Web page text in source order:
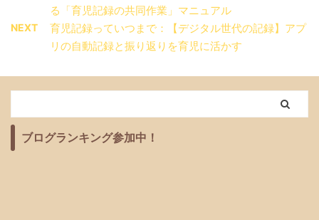
る「育児記録の共同作業」マニュアル
NEXT
育児記録っていつまで：【デジタル世代の記録】アプ
リの自動記録と振り返りを育児に活かす
ブログランキング参加中！